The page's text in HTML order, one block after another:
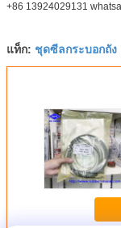
+86 13924029131
แท็ก: ชุดซีลกระบอกถัง